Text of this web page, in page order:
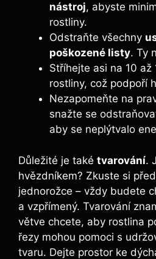
nástroj, abyste
rostliny.
Odstraňte všechny
poškozené listy. Ty
Stříhejte asi na 10
rostliny, což podpoří
Nezapomeňte na
snažte se
aby se neplýtvalo
Důležité je také tvarování.
hvězdníkem? Zkuste si
jednorožce – vždy budete
a vzpřímený. Tvarování
větve chcete, aby rostlina
řezy mohou pomoci s
tvaru. Dejte prostor ke